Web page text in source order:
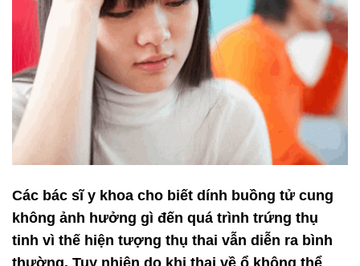
Các bác sĩ y khoa cho biết dính buồng tử cung
không ảnh hưởng gì đến quá trình trứng thụ
tinh vì thế hiện tượng thụ thai vẫn diễn ra bình